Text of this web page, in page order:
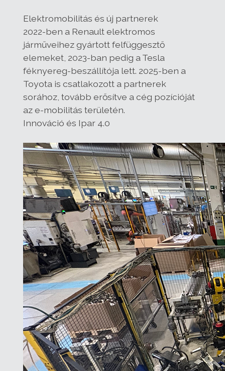
Elektromobilitás és új partnerek
2022-ben a Renault elektromos
járműveihez gyártott felfüggesztő
elemeket, 2023-ban pedig a Tesla
féknyereg-beszállítója lett. 2025-ben a
Toyota is csatlakozott a partnerek
sorához, tovább erősítve a cég pozícióját
az e-mobilitás területén.
Innováció és Ipar 4.0